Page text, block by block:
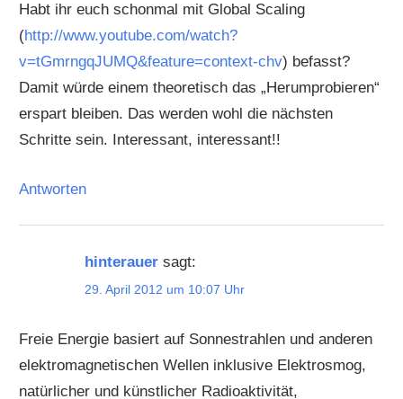
Habt ihr euch schonmal mit Global Scaling
(http://www.youtube.com/watch?
v=tGmrngqJUMQ&feature=context-chv) befasst?
Damit würde einem theoretisch das „Herumprobieren“
erspart bleiben. Das werden wohl die nächsten
Schritte sein. Interessant, interessant!!
Antworten
hinterauer sagt:
29. April 2012 um 10:07 Uhr
Freie Energie basiert auf Sonnestrahlen und anderen
elektromagnetischen Wellen inklusive Elektrosmog,
natürlicher und künstlicher Radioaktivität,